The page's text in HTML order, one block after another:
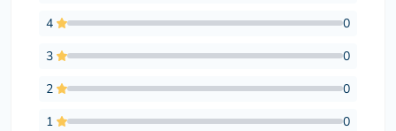
4
0
3
0
2
0
1
0